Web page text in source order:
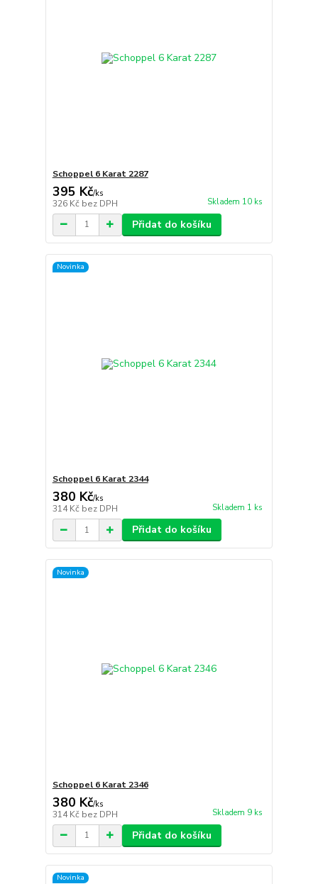
Schoppel 6 Karat 2287
395 Kč/ks
326 Kč bez DPH Skladem 10 ks
Přidat do košíku
Novinka
Schoppel 6 Karat 2344
380 Kč/ks
314 Kč bez DPH Skladem 1 ks
Přidat do košíku
Novinka
Schoppel 6 Karat 2346
380 Kč/ks
314 Kč bez DPH Skladem 9 ks
Přidat do košíku
Novinka